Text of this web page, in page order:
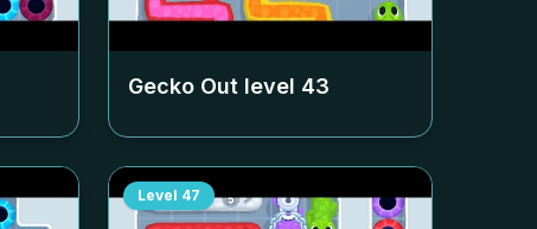
Gecko Out level 43
Level 47